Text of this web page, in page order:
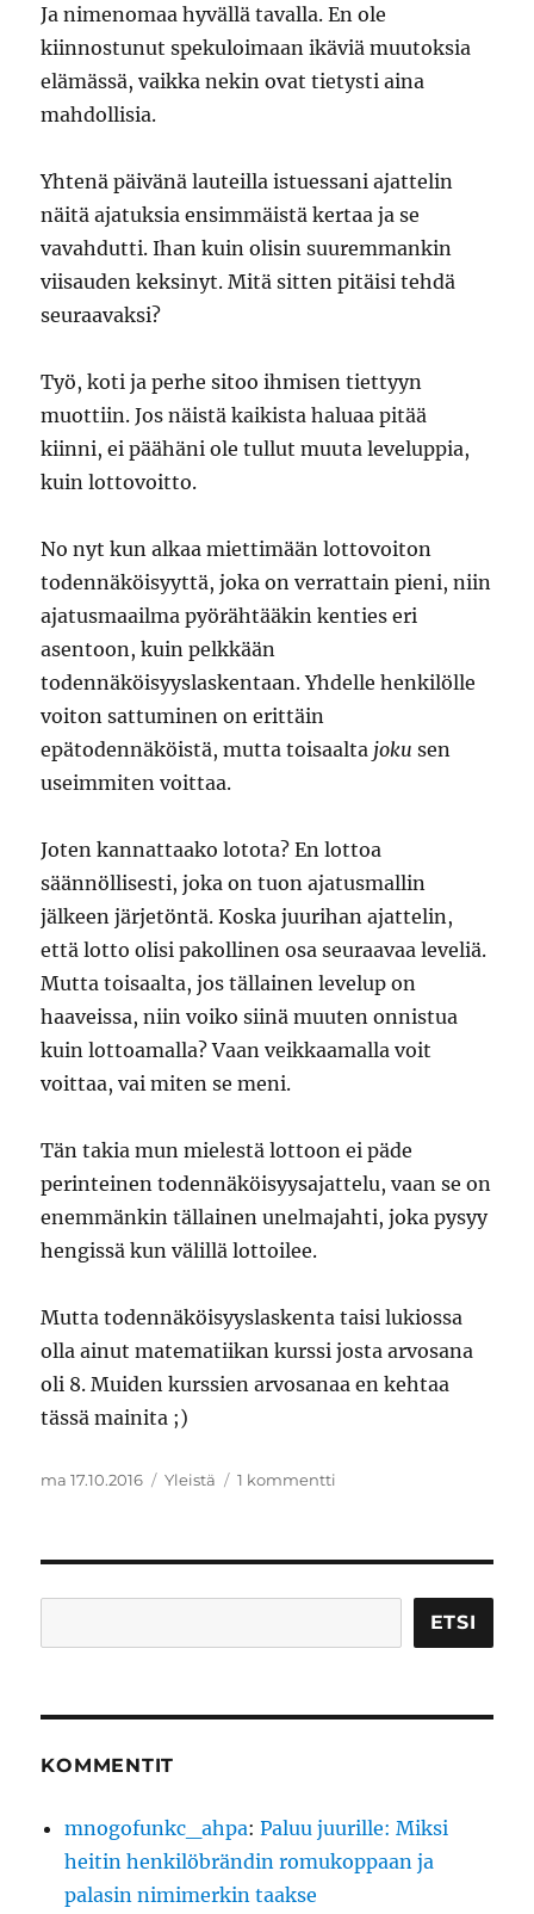
Ja nimenomaa hyvällä tavalla. En ole
kiinnostunut spekuloimaan ikäviä muutoksia
elämässä, vaikka nekin ovat tietysti aina
mahdollisia.
Yhtenä päivänä lauteilla istuessani ajattelin
näitä ajatuksia ensimmäistä kertaa ja se
vavahdutti. Ihan kuin olisin suuremmankin
viisauden keksinyt. Mitä sitten pitäisi tehdä
seuraavaksi?
Työ, koti ja perhe sitoo ihmisen tiettyyn
muottiin. Jos näistä kaikista haluaa pitää
kiinni, ei päähäni ole tullut muuta leveluppia,
kuin lottovoitto.
No nyt kun alkaa miettimään lottovoiton
todennäköisyyttä, joka on verrattain pieni, niin
ajatusmaailma pyörähtääkin kenties eri
asentoon, kuin pelkkään
todennäköisyyslaskentaan. Yhdelle henkilölle
voiton sattuminen on erittäin
epätodennäköistä, mutta toisaalta jokusen
useimmiten voittaa.
Joten kannattaako lotota? En lottoa
säännöllisesti, joka on tuon ajatusmallin
jälkeen järjetöntä. Koska juurihan ajattelin,
että lotto olisi pakollinen osa seuraavaa leveliä.
Mutta toisaalta, jos tällainen levelup on
haaveissa, niin voiko siinä muuten onnistua
kuin lottoamalla? Vaan veikkaamalla voit
voittaa, vai miten se meni.
Tän takia mun mielestä lottoon ei päde
perinteinen todennäköisyysajattelu, vaan se on
enemmänkin tällainen unelmajahti, joka pysyy
hengissä kun välillä lottoilee.
Mutta todennäköisyyslaskenta taisi lukiossa
olla ainut matematiikan kurssi josta arvosana
oli 8. Muiden kurssien arvosanaa en kehtaa
tässä mainita ;)
Julkaistu
ma 17.10.2016 Kategoriat
Yleistä 1 kommentti
ETSI
KOMMENTIT
mnogofunkc_ahpa:Paluu juurille: Miksi
heitin henkilöbrändin romukoppaan ja
palasin nimimerkin taakse